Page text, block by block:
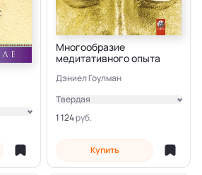
Многообразие
медитативного опыта
Дэниел Гоулман
1 124
Твердая
Электронная
Купить